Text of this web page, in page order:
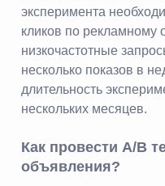
эксперимента
кликов по
низкочастотные
несколько показов в
длительность
нескольких месяцев.
Как провести A/B
объявления?